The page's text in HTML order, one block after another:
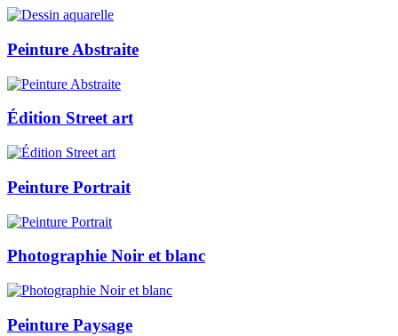
Peinture Abstraite
Édition Street art
Peinture Portrait
Photographie Noir et blanc
Peinture Paysage